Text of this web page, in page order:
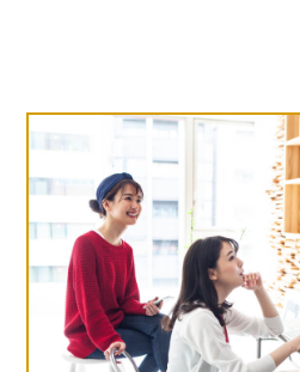
プロフェッショナル×つ